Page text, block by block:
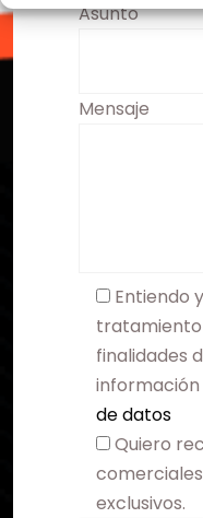
Asunto
Mensaje
Entiendo
tratamiento
finalidades
información
de datos
Quiero
exclusivos.